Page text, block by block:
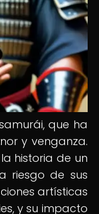
que ha
y venganza.
historia de un
riesgo de sus
artísticas
y su impacto